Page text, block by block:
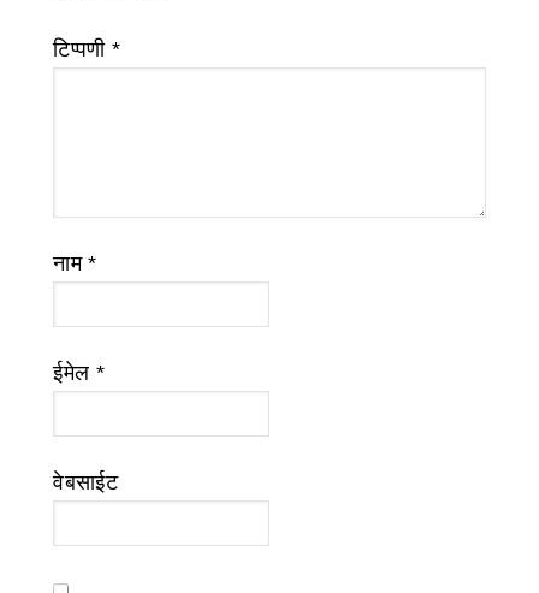
टिप्पणी *
नाम*
ईमेल *
वेबसाईट